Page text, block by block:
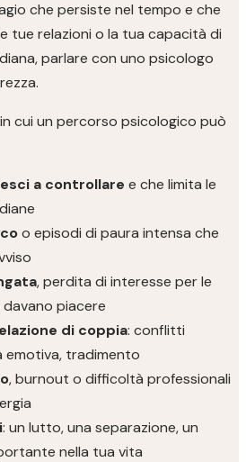
che persiste nel tempo e che
tue relazioni o la tua capacità di
parlare con uno psicologo
cui un percorso psicologico può
a controllare e che limita le
o episodi di paura intensa che
, perdita di interesse per le
piacere
di coppia: conflitti
emotiva, tradimento
, burnout o difficoltà professionali
: un lutto, una separazione, un
nella tua vita